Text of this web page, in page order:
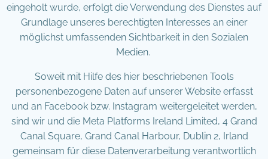
eingeholt wurde, erfolgt die Verwendung des Dienstes auf
Grundlage unseres berechtigten Interesses an einer
möglichst umfassenden Sichtbarkeit in den Sozialen
Medien.
Soweit mit Hilfe des hier beschriebenen Tools
personenbezogene Daten auf unserer Website erfasst
und an Facebook bzw. Instagram weitergeleitet werden,
sind wir und die Meta Platforms Ireland Limited, 4 Grand
Canal Square, Grand Canal Harbour, Dublin 2, Irland
gemeinsam für diese Datenverarbeitung verantwortlich